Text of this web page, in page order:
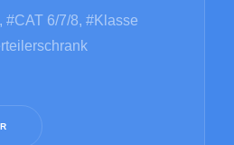
#CAT 6/7/8, #Klasse